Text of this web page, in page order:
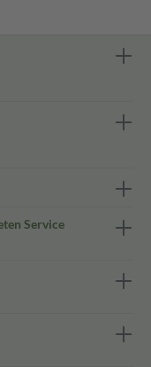
Service